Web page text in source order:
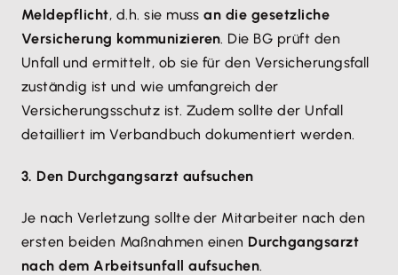
Meldepflicht, d.h. sie mussan die gesetzliche
Versicherung kommunizieren. Die BG prüft den
Unfall und ermittelt, ob sie für den Versicherungsfall
zuständig ist und wie umfangreich der
Versicherungsschutz ist. Zudem sollte der Unfall
detailliert im Verbandbuch dokumentiert werden.
3. Den Durchgangsarzt aufsuchen
Je nach Verletzung sollte der Mitarbeiter nach den
ersten beiden Maßnahmen einen Durchgangsarzt
nach dem Arbeitsunfall aufsuchen.